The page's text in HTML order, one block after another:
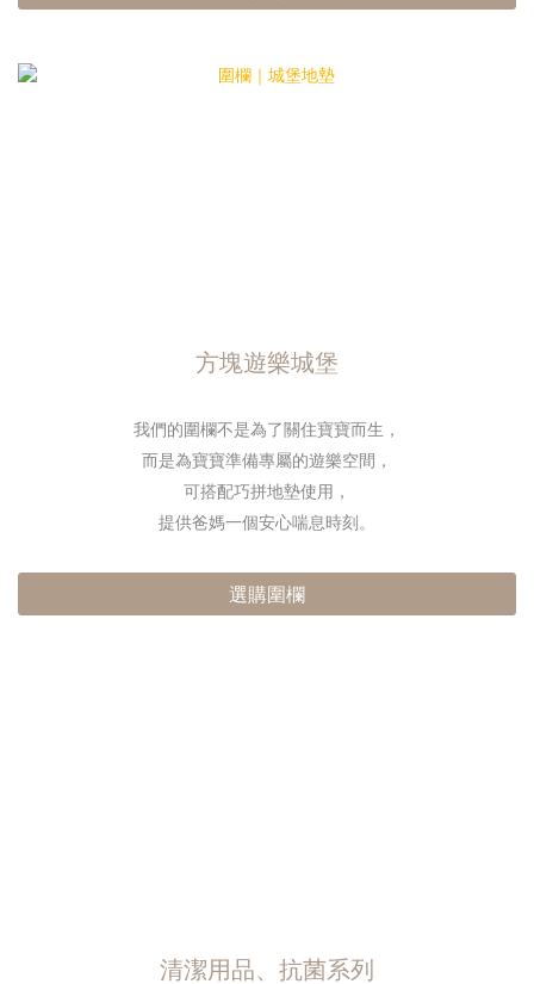
方塊遊樂城堡
我們的圍欄不是為了關住寶寶而生，
而是為寶寶準備專屬的遊樂空間，
可搭配巧拼地墊使用，
提供爸媽一個安心喘息時刻。
選購圍欄
清潔用品、抗菌系列